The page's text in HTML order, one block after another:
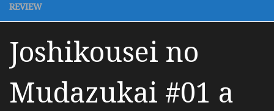
REVIEW
Joshikousei no
Mudazukai #01 a